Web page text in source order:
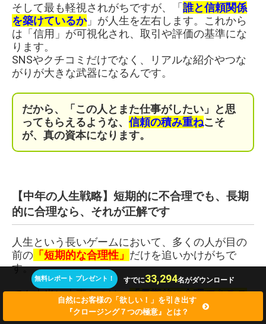
そして最も軽視されがちですが、「誰と信頼関係
を築けているか」が人生を左右します。これから
は「信用」が可視化され、取引や評価の基準にな
ります。
SNSやクチコミだけでなく、リアルな紹介やつな
がりが大きな武器になるんです。
だから、「この人とまた仕事がしたい」と思
ってもらえるような、 信頼の積み重ねこそ
が、真の資本になります。
【中年の人生戦略】短期的に不合理でも、長期
的に合理なら、それが正解です
人生という長いゲームにおいて、多くの人が目の
前の 「短期的な合理性」 だけを追いかけがちで
す。
でも本当に大事なのは、「長期的に合理であるこ
無料レポート プレゼント！ すでに33,294名がダウンロード
自然にお客様の「欲しい！」を引き出す
『クロージング７つの極意』とは？